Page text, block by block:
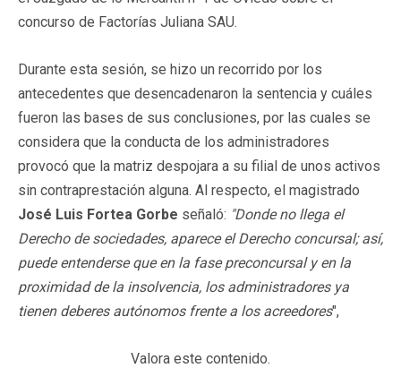
concurso de Factorías Juliana SAU.
Durante esta sesión, se hizo un recorrido por los
antecedentes que desencadenaron la sentencia y cuáles
fueron las bases de sus conclusiones, por las cuales se
considera que la conducta de los administradores
provocó que la matriz despojara a su filial de unos activos
sin contraprestación alguna. Al respecto, el magistrado
José Luis Fortea Gorbe señaló: "Donde no llega el
Derecho de sociedades, aparece el Derecho concursal; así,
puede entenderse que en la fase preconcursal y en la
proximidad de la insolvencia, los administradores ya
tienen deberes autónomos frente a los acreedores",
Valora este contenido.